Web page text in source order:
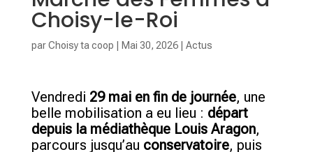
Choisy-le-Roi
parChoisy ta coop Mai 30, 2026| Actus
Vendredi 29 mai en fin de journée, une
belle mobilisation a eu lieu : départ
depuis la médiathèque Louis Aragon,
parcours jusqu’au conservatoire, puis